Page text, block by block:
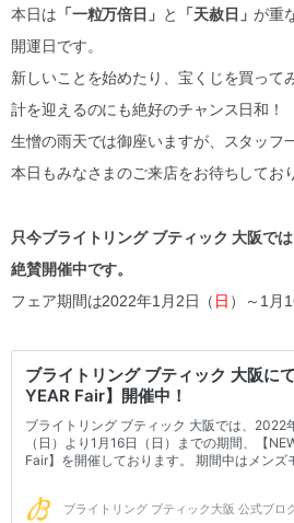
本日は 「一粒万倍日」 と 「天赦日」が重
開運日です。
新しいことを始めたり、宝くじを買っ
計を迎えるのにも絶好のチャンス日和！
生憎の雨天では御座いますが、スタッフ
本日もみなさまのご来店をお待ちしてお
只今ブライトリング ブティック 大阪で
絶賛開催中です。
フェア期間は2022年1月2日（ 日 ）～1月